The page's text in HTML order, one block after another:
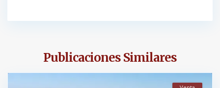
Publicaciones Similares